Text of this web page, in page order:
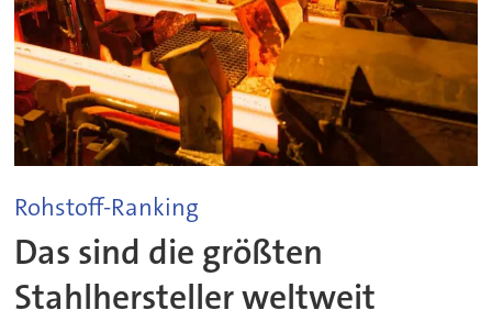
Rohstoff-Ranking
Das sind die größten
Stahlhersteller weltweit